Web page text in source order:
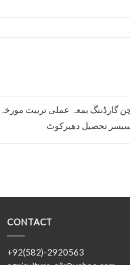
CONTACT
+92(582)-2920563